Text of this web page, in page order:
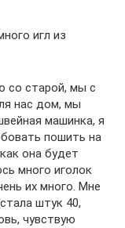
игл из
со старой, мы с
нас дом, мы
машинка, я
пошить на
она будет
много иголок
их много. Мне
штук 40,
чувствую